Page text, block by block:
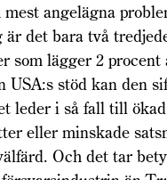
angelägna
är det bara två
som lägger 2 procent
USA:s stöd kan den
leder i så fall till
eller minskade
Och det tar